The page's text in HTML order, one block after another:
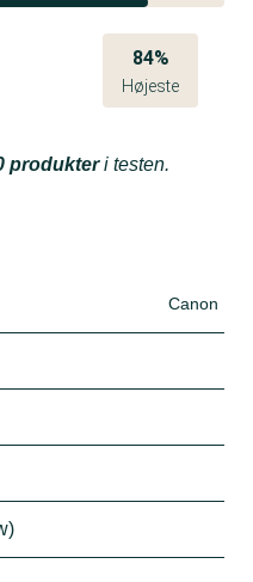
84%
Højeste
produkteri testen.
Canon